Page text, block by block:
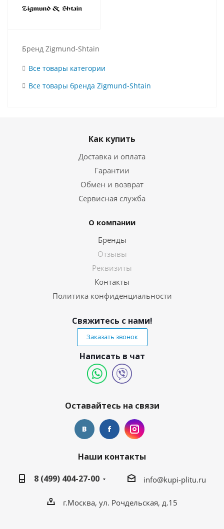
Бренд Zigmund-Shtain
Все товары категории
Все товары бренда Zigmund-Shtain
Как купить
Доставка и оплата
Гарантии
Обмен и возврат
Сервисная служба
О компании
Бренды
Отзывы
Реквизиты
Контакты
Политика конфиденциальности
Свяжитесь с нами!
Заказать звонок
Написать в чат
Оставайтесь на связи
Наши контакты
8 (499) 404-27-00
info@kupi-plitu.ru
г.Москва, ул. Рочдельская, д.15